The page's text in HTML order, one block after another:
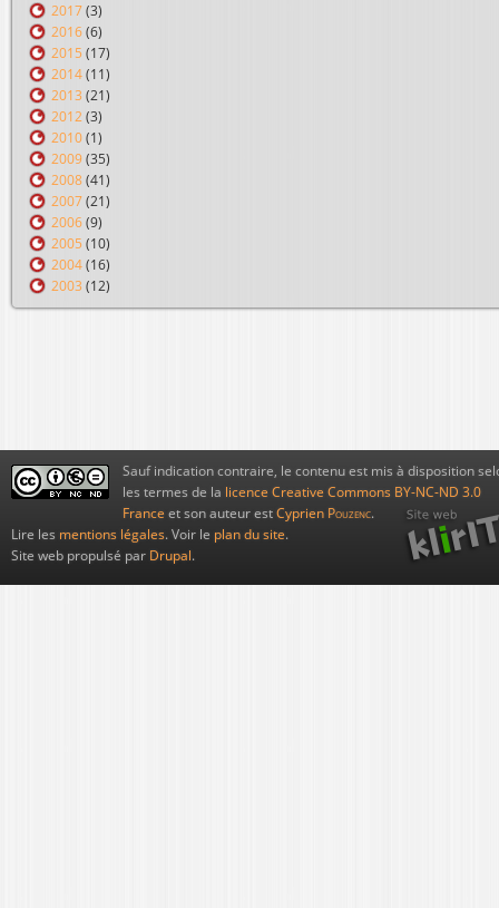
2017 (3)
2016 (6)
2015 (17)
2014 (11)
2013 (21)
2012 (3)
2010 (1)
2009 (35)
2008 (41)
2007 (21)
2006 (9)
2005 (10)
2004 (16)
2003 (12)
Sauf indication contraire, le contenu est mis à disposition
les termes de la licence Creative Commons BY-NC-ND 3.0
France et son auteur est Cyprien Pouzenc.
Lire les mentions légales. Voir le plan du site.
Site web propulsé par Drupal.